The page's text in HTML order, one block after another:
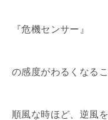
『危機センサー』
の感度がわるくなるこ
順風な時ほど、逆風